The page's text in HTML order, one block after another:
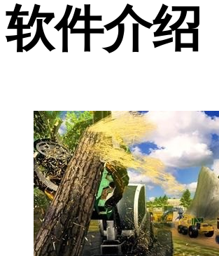
软件介绍